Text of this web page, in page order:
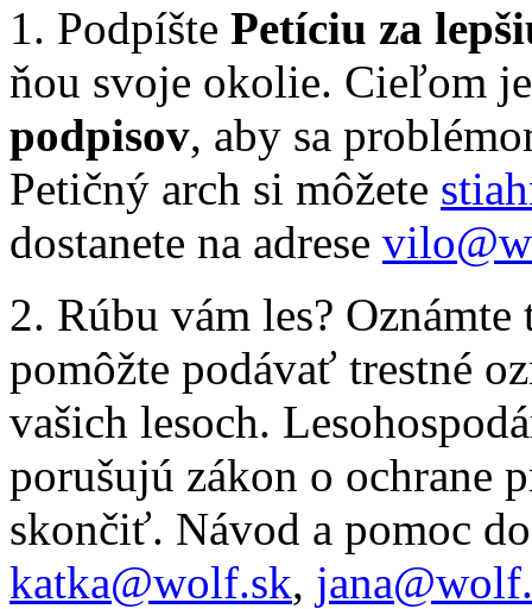
1. Podpíšte Petíciu za
ňou svoje okolie. Cieľom
podpisov, aby sa
Petičný arch si môžete
dostanete na adrese
2. Rúbu vám les?
pomôžte podávať trestné
vašich lesoch.
porušujú zákon o ochrane
skončiť. Návod a pomoc
katka@wolf.sk,